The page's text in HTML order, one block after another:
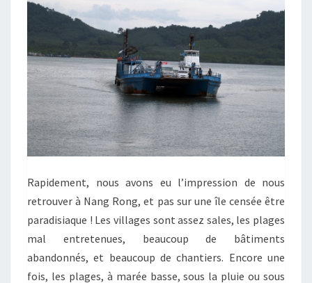
Rapidement, nous avons eu l’impression de nous
retrouver à Nang Rong, et pas sur une île censée être
paradisiaque ! Les villages sont assez sales, les plages
mal entretenues, beaucoup de bâtiments
abandonnés, et beaucoup de chantiers. Encore une
fois, les plages, à marée basse, sous la pluie ou sous